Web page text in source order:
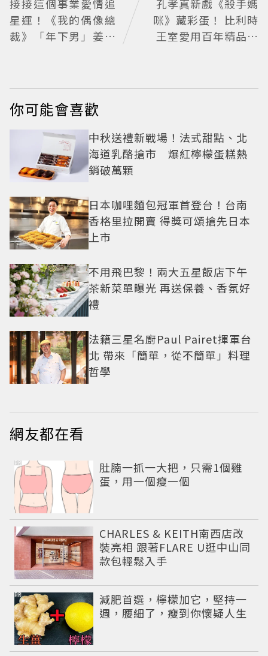
接接這個事業愛情追
星運！《我的偶像總
裁》「年下男」姜勳
孔孝真新戲《殺手媽
咪》藏彩蛋！ 比利時
王室愛用百年精品也
你可能會喜歡
中秋送禮新戰場！法式甜點、北
海道乳酪搶市 爆紅檸檬蛋糕熱
銷破萬顆
日本咖哩麵包冠軍首登台！台南
香格里拉開賣 得獎可頌搶先日本
上市
不用飛巴黎！兩大五星飯店下午
茶新菜單曝光 再送保養、香氛好
禮
法籍三星名廚Paul Pairet揮軍台
北 帶來「簡單，從不簡單」料理
哲學
網友都在看
肚腩一抓一大把，只需1個雞
蛋，用一個瘦一個
PR
CHARLES & KEITH南西店改
裝亮相 跟著FLARE U逛中山同
款包輕鬆入手
減肥首選，檸檬加它，堅持一
週，腰細了，瘦到你懷疑人生
PR